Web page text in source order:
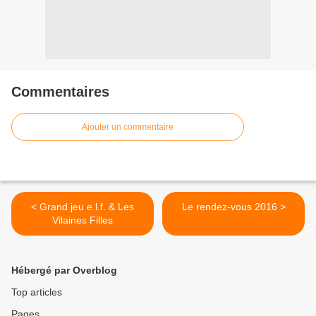
Commentaires
Ajouter un commentaire
< Grand jeu e.l.f. & Les
Vilaines Filles
Le rendez-vous 2016 >
Hébergé par Overblog
Top articles